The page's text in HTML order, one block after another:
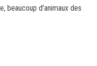
beaucoup d’animaux des